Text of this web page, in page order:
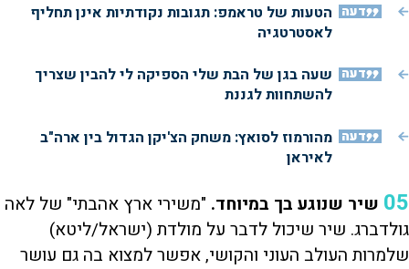
דעה הטעות של טראמפ: תגובות נקודתיות אינן תחליף
לאסטרטגיה
דעה שעה בגן של הבת שלי הספיקה לי להבין שצריך
להשתחוות לגננת
דעה מהורמוז לסואץ: משחק הצ'יקן הגדול בין ארה"ב
לאיראן
05 שיר שנוגע בך במיוחד. "משירי ארץ אהבתי" של לאה
גולדברג. שיר שיכול לדבר על מולדת (ישראל/ליטא)
שלמרות העולב העוני והקושי, אפשר למצוא בה גם עושר